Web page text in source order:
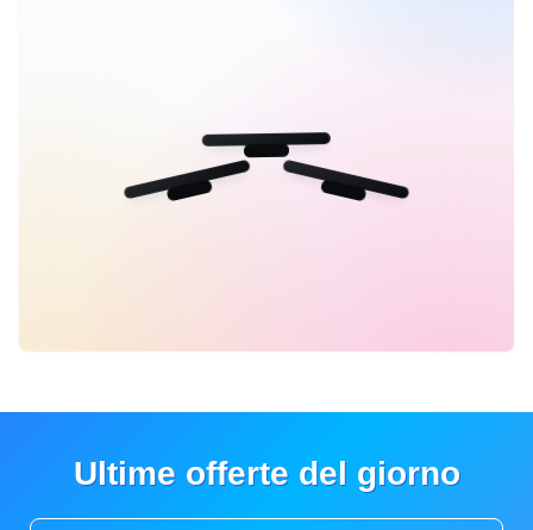
Ultime offerte del giorno